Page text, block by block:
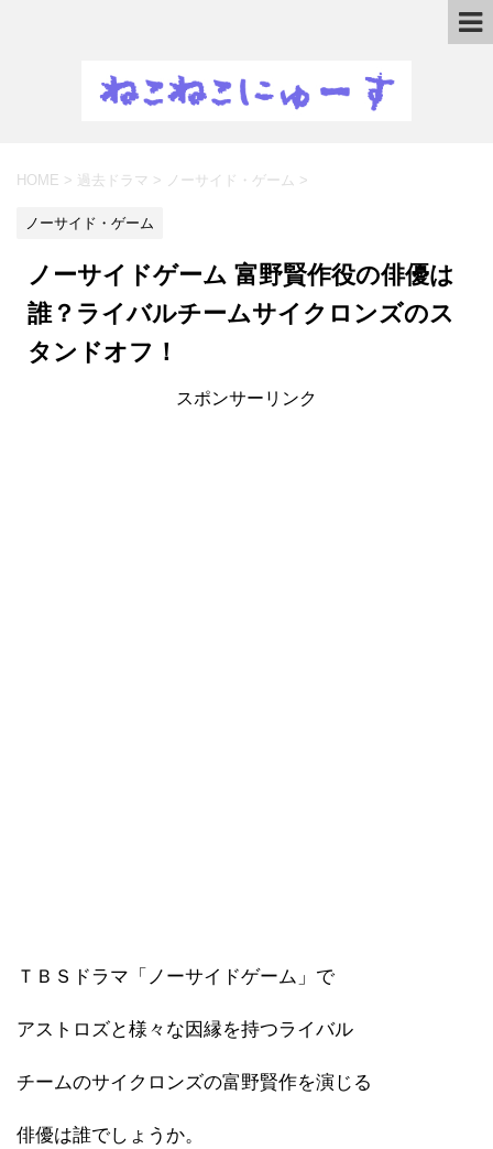
HOME > 過去ドラマ > ノーサイド・ゲーム >
ノーサイド・ゲーム
ノーサイドゲーム 富野賢作役の俳優は
誰？ライバルチームサイクロンズのス
タンドオフ！
スポンサーリンク
ＴＢＳドラマ「ノーサイドゲーム」で
アストロズと様々な因縁を持つライバル
チームのサイクロンズの富野賢作を演じる
俳優は誰でしょうか。